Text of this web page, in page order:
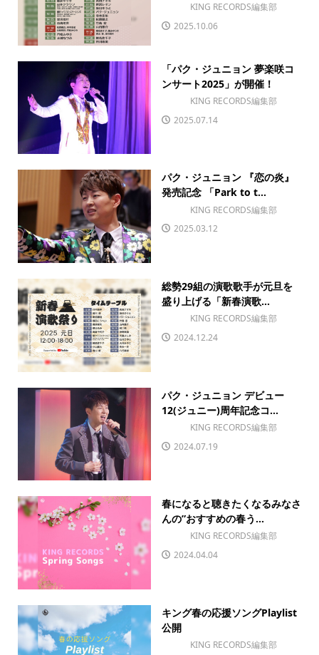
KING RECORDS編集部
2025.10.06
「パク・ジュニョン 夢楽咲コ
ンサート2025」が開催！
KING RECORDS編集部
2025.07.14
パク・ジュニョン 『恋の炎』
発売記念 「Park to t...
KING RECORDS編集部
2025.03.12
総勢29組の演歌歌手が元旦を
盛り上げる「新春演歌...
KING RECORDS編集部
2024.12.24
パク・ジュニョン デビュー
12(ジュニー)周年記念コ...
KING RECORDS編集部
2024.07.19
春になると聴きたくなるみなさ
んの”おすすめの春う...
KING RECORDS編集部
2024.04.04
キング春の応援ソングPlaylist
公開
KING RECORDS編集部